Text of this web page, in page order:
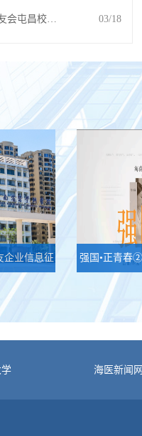
会屯昌校… 03/18
企业信息征 强国•正青春
海医新闻